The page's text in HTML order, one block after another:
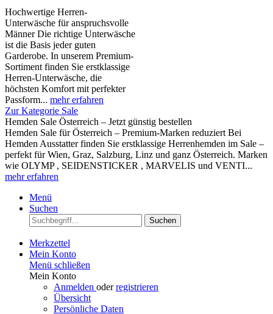
Hochwertige Herren-
Unterwäsche für anspruchsvolle
Männer Die richtige Unterwäsche
ist die Basis jeder guten
Garderobe. In unserem Premium-
Sortiment finden Sie erstklassige
Herren-Unterwäsche, die
höchsten Komfort mit perfekter
Passform... mehr erfahren
Zur Kategorie Sale
Hemden Sale Österreich – Jetzt günstig bestellen
Hemden Sale für Österreich – Premium-Marken reduziert Bei
Hemden Ausstatter finden Sie erstklassige Herrenhemden im Sale –
perfekt für Wien, Graz, Salzburg, Linz und ganz Österreich. Marken
wie OLYMP , SEIDENSTICKER , MARVELIS und VENTI...
mehr erfahren
Menü
Suchen
Suchen
Merkzettel
Mein Konto
Menü schließen
Mein Konto
Anmelden oderregistrieren
Übersicht
Persönliche Daten